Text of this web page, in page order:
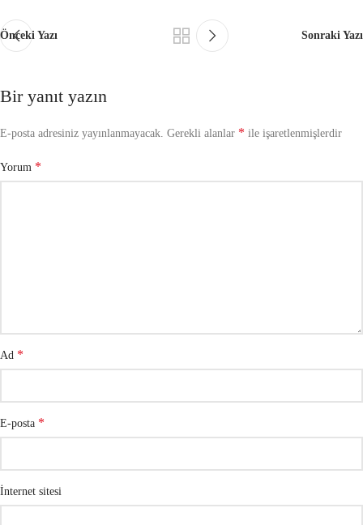
Önceki Yazı Sonraki Yazı
Bir yanıt yazın
E-posta adresiniz yayınlanmayacak. Gerekli alanlar * ile işaretlenmişlerdir
Yorum *
Ad *
E-posta *
İnternet sitesi